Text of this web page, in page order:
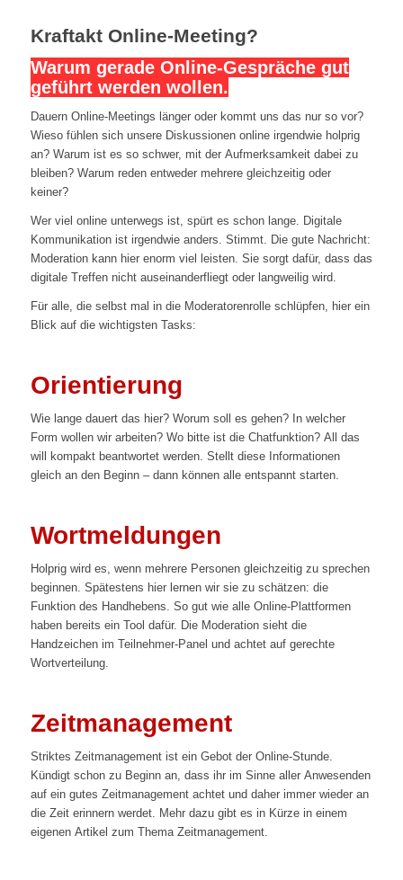
Kraftakt Online-Meeting?
Warum gerade Online-Gespräche gut
geführt werden wollen.
Dauern Online-Meetings länger oder kommt uns das nur so vor?
Wieso fühlen sich unsere Diskussionen online irgendwie holprig
an? Warum ist es so schwer, mit der Aufmerksamkeit dabei zu
bleiben? Warum reden entweder mehrere gleichzeitig oder
keiner?
Wer viel online unterwegs ist, spürt es schon lange. Digitale
Kommunikation ist irgendwie anders. Stimmt. Die gute Nachricht:
Moderation kann hier enorm viel leisten. Sie sorgt dafür, dass das
digitale Treffen nicht auseinanderfliegt oder langweilig wird.
Für alle, die selbst mal in die Moderatorenrolle schlüpfen, hier ein
Blick auf die wichtigsten Tasks:
Orientierung
Wie lange dauert das hier? Worum soll es gehen? In welcher
Form wollen wir arbeiten? Wo bitte ist die Chatfunktion? All das
will kompakt beantwortet werden. Stellt diese Informationen
gleich an den Beginn – dann können alle entspannt starten.
Wortmeldungen
Holprig wird es, wenn mehrere Personen gleichzeitig zu sprechen
beginnen. Spätestens hier lernen wir sie zu schätzen: die
Funktion des Handhebens. So gut wie alle Online-Plattformen
haben bereits ein Tool dafür. Die Moderation sieht die
Handzeichen im Teilnehmer-Panel und achtet auf gerechte
Wortverteilung.
Zeitmanagement
Striktes Zeitmanagement ist ein Gebot der Online-Stunde.
Kündigt schon zu Beginn an, dass ihr im Sinne aller Anwesenden
auf ein gutes Zeitmanagement achtet und daher immer wieder an
die Zeit erinnern werdet. Mehr dazu gibt es in Kürze in einem
eigenen Artikel zum Thema Zeitmanagement.